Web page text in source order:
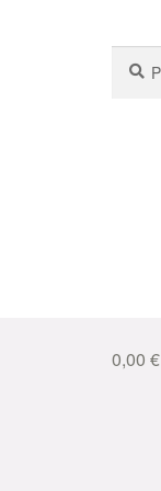
nach:
0,00 €